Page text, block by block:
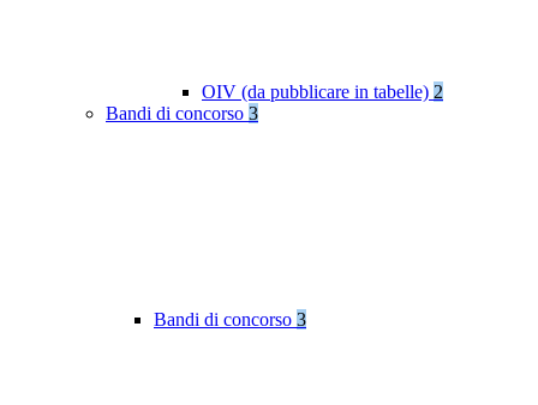
OIV (da pubblicare in tabelle) 2
Bandi di concorso 3
Bandi di concorso 3